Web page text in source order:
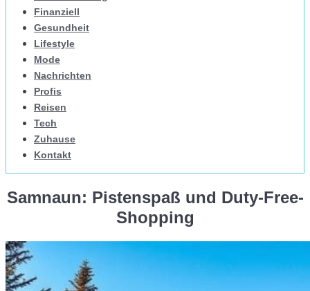
Finanziell
Gesundheit
Lifestyle
Mode
Nachrichten
Profis
Reisen
Tech
Zuhause
Kontakt
Samnaun: Pistenspaß und Duty-Free-
Shopping